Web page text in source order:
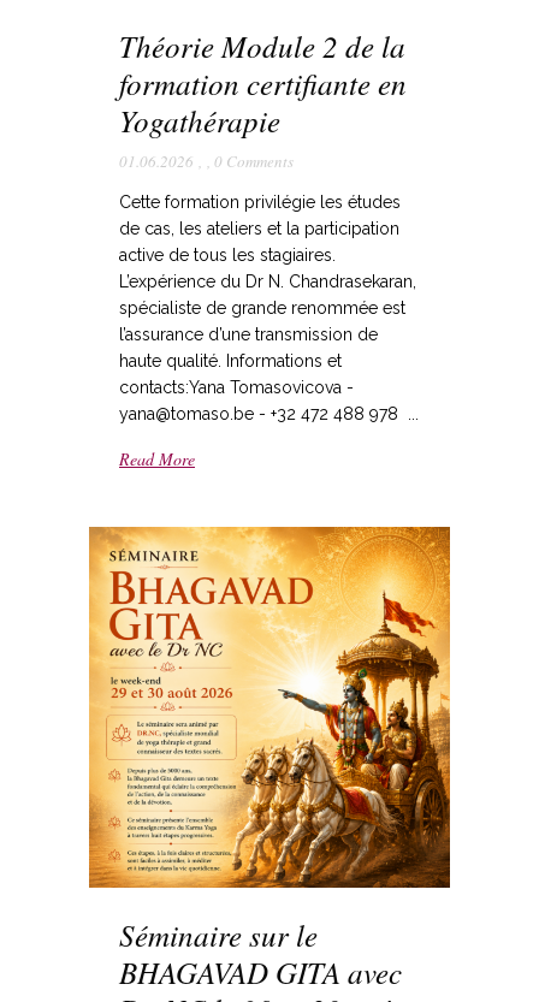
Théorie Module 2 de la
formation certifiante en
Yogathérapie
01.06.2026 , , 0 Comments
Cette formation privilégie les études
de cas, les ateliers et la participation
active de tous les stagiaires.
L’expérience du Dr N. Chandrasekaran,
spécialiste de grande renommée est
l’assurance d’une transmission de
haute qualité. Informations et
contacts:Yana Tomasovicova -
yana@tomaso.be - +32 472 488 978 ...
Read More
Séminaire sur le
BHAGAVAD GITA avec